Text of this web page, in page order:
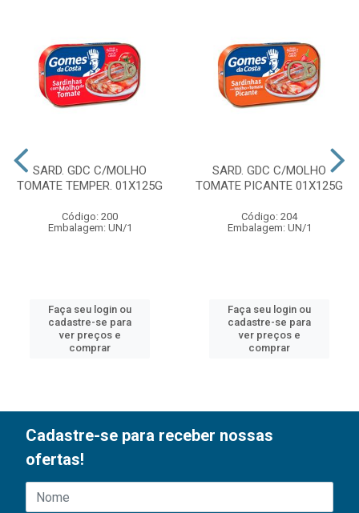
SARD. GDC C/MOLHO
TOMATE TEMPER. 01X125G
Código: 200
Embalagem: UN/1
Faça seu login ou
cadastre-se para
ver preços e
comprar
SARD. GDC C/MOLHO
TOMATE PICANTE 01X125G
Código: 204
Embalagem: UN/1
Faça seu login ou
cadastre-se para
ver preços e
comprar
Cadastre-se para receber nossas
ofertas!